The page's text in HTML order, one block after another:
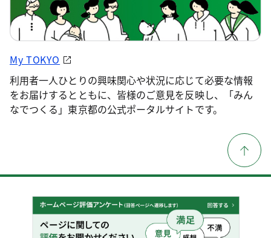
My TOKYO
利用者一人ひとりの興味関心や状況に応じて必要な情報
をお届けするとともに、皆様のご意見を反映し、「みん
なでつくる」東京都の公式ポータルサイトです。